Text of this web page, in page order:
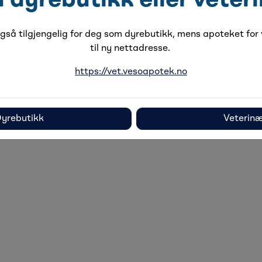
Spesifikasjoner
Følger med kalibreringschiper til hund og katt for å sikre
og gir resultatet innen 8 sekunder.
Tilbehørsprodukter
tilgjengelig for deg som dyrebutikk, mens apoteket
til ny nettadresse.
https://vet.vesoapotek.no